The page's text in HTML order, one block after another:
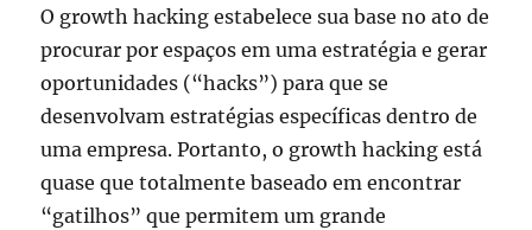
O growth hacking estabelece sua base no ato de
procurar por espaços em uma estratégia e gerar
oportunidades (“hacks”) para que se
desenvolvam estratégias específicas dentro de
uma empresa. Portanto, o growth hacking está
quase que totalmente baseado em encontrar
“gatilhos” que permitem um grande